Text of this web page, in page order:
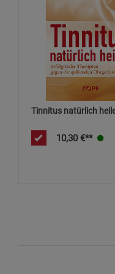
Tinnitus natürlich
10,30 €**